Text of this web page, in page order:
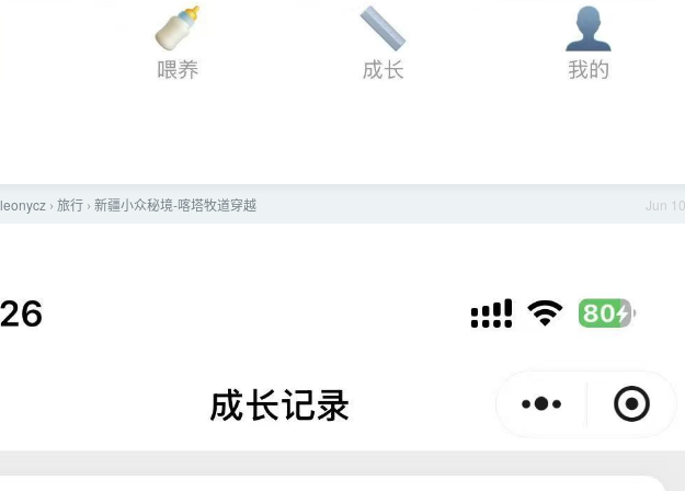
Jun 10
leonycz › 旅行 › 新疆小众秘境-喀塔牧道穿越